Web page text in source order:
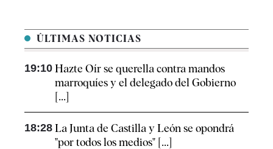
ÚLTIMAS NOTICIAS
19:10 Hazte Oír se querella contra mandos
marroquíes y el delegado del Gobierno
[...]
18:28 La Junta de Castilla y León se opondrá
"por todos los medios" [...]